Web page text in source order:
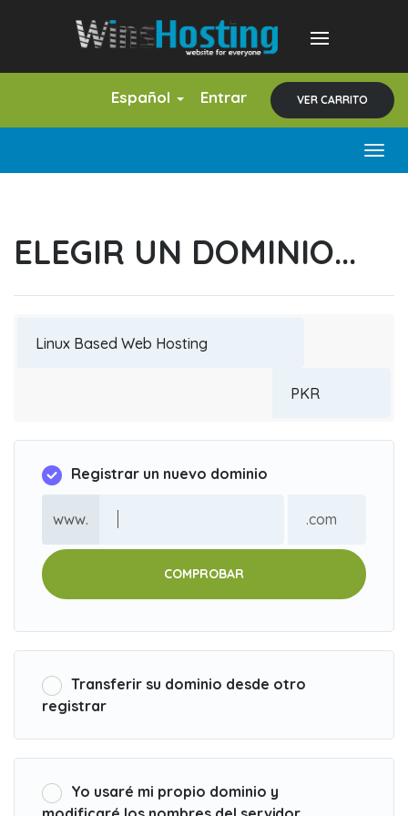
Español Entrar VER CARRITO
ELEGIR UN DOMINIO...
Registrar un nuevo dominio
www.
COMPROBAR
Transferir su dominio desde otro
registrar
Yo usaré mi propio dominio y